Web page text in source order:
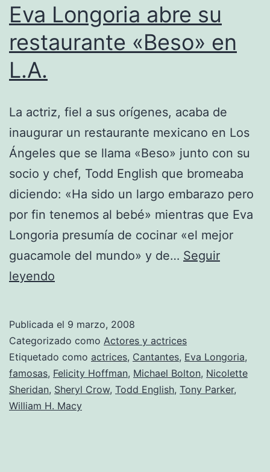
Eva Longoria abre su
restaurante «Beso» en
L.A.
La actriz, fiel a sus orígenes, acaba de
inaugurar un restaurante mexicano en Los
Ángeles que se llama «Beso» junto con su
socio y chef, Todd English que bromeaba
diciendo: «Ha sido un largo embarazo pero
por fin tenemos al bebé» mientras que Eva
Longoria presumía de cocinar «el mejor
guacamole del mundo» y de… Seguir
leyendo
su
restaurante
«Beso»
en
Publicada el 9 marzo, 2008
Categorizado como Actores y actrices
Etiquetado como actrices, Cantantes, Eva Longoria,
famosas, Felicity Hoffman, Michael Bolton, Nicolette
Sheridan, Sheryl Crow, Todd English, Tony Parker,
William H. Macy